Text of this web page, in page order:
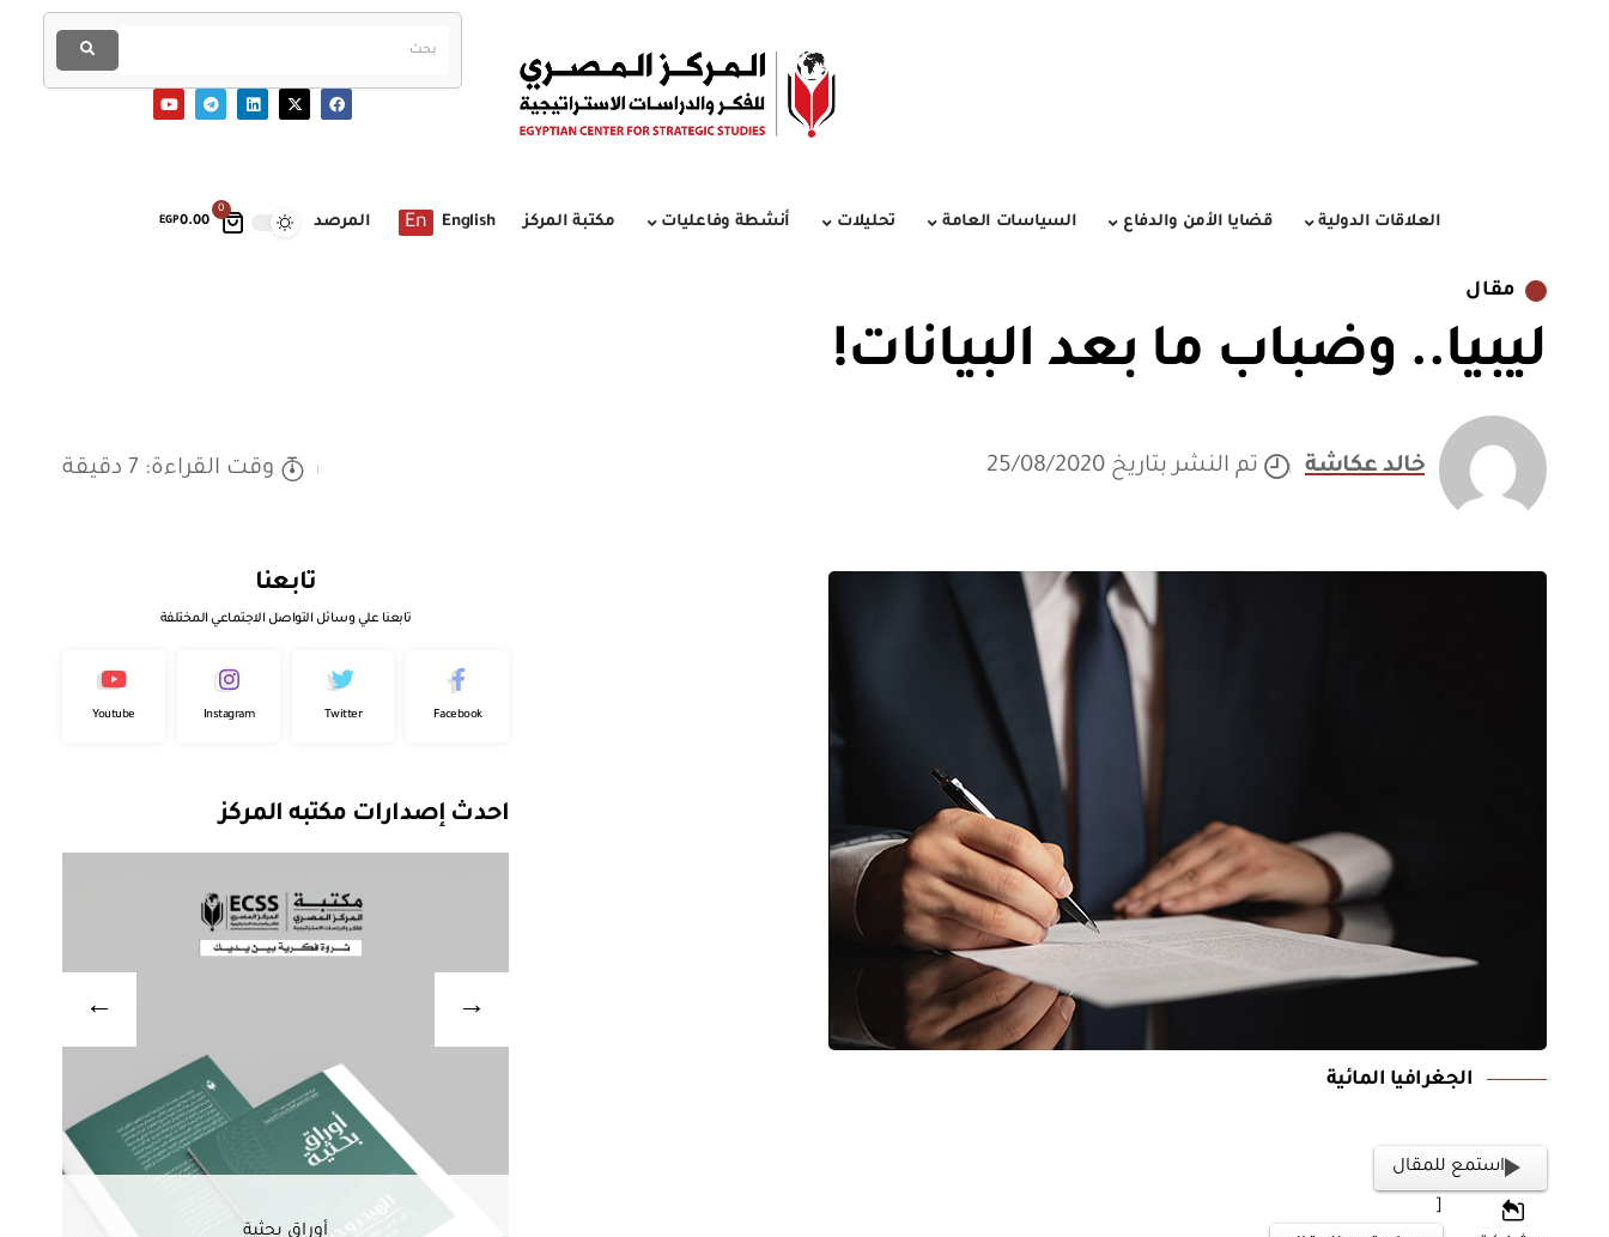
0
EGP0.00 العلاقات الدولية قضايا الأمن والدفاع السياسات العامة تحليلات أنشطة وفاعليات مكتبة المركز English
En المرصد
مقال
ليبيا.. وضباب ما بعد البيانات!
خالد عكاشة تم النشر بتاريخ 25/08/2020 وقت القراءة: 7 دقيقة
الجغرافيا المائية
استمع للمقال
[
تابعنا
تابعنا علي وسائل التواصل الاجتماعي المختلفة
Facebook
Twitter
Instagram
Youtube
احدث إصدارات مكتبه المركز
أوراق بحثية